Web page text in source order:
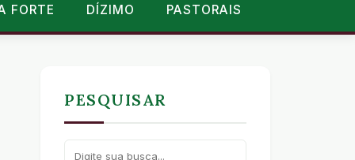
FORTE DÍZIMO PASTORAIS
PESQUISAR